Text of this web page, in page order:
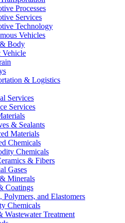
Processes
Services
Technology
Vehicles
Body
Vehicle
& Logistics
Services
Services
& Sealants
Materials
Chemicals
Chemicals
& Fibers
Gases
Minerals
Coatings
Polymers, and Elastomers
Chemicals
Wastewater Treatment